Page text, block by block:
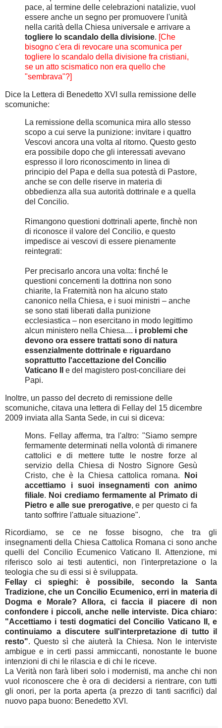
pace, al termine delle celebrazioni natalizie, vuol
essere anche un segno per promuovere l'unità
nella carità della Chiesa universale e arrivare a
togliere lo scandalo della divisione. [Che
bisogno c'era di revocare una scomunica per
togliere lo scandalo della divisione fra cristiani,
se un atto scismatico non era quello che
"sembrava"?]
Dice la Lettera di Benedetto XVI sulla remissione delle
scomuniche:
La remissione della scomunica mira allo stesso
scopo a cui serve la punizione: invitare i quattro
Vescovi ancora una volta al ritorno. Questo gesto
era possibile dopo che gli interessati avevano
espresso il loro riconoscimento in linea di
principio del Papa e della sua potestà di Pastore,
anche se con delle riserve in materia di
obbedienza alla sua autorità dottrinale e a quella
del Concilio.
Rimangono questioni dottrinali aperte, finchè non
di riconosce il valore del Concilio, e questo
impedisce ai vescovi di essere pienamente
reintegrati:
Per precisarlo ancora una volta: finché le
questioni concernenti la dottrina non sono
chiarite, la Fraternità non ha alcuno stato
canonico nella Chiesa, e i suoi ministri – anche
se sono stati liberati dalla punizione
ecclesiastica – non esercitano in modo legittimo
alcun ministero nella Chiesa.... i problemi che
devono ora essere trattati sono di natura
essenzialmente dottrinale e riguardano
soprattutto l'accettazione del Concilio
Vaticano II e del magistero post-conciliare dei
Papi.
Inoltre, un passo del decreto di remissione delle
scomuniche, citava una lettera di Fellay del 15 dicembre
2009 inviata alla Santa Sede, in cui si diceva:
Mons. Fellay afferma, tra l'altro: "Siamo sempre
fermamente determinati nella volontà di rimanere
cattolici e di mettere tutte le nostre forze al
servizio della Chiesa di Nostro Signore Gesù
Cristo, che è la Chiesa cattolica romana.
Noi
accettiamo i suoi insegnamenti con animo
filiale. Noi crediamo fermamente al Primato di
Pietro e alle sue prerogative, e per questo ci fa
tanto soffrire l'attuale situazione".
Ricordiamo, se ce ne fosse bisogno, che tra gli
insegnamenti della Chiesa Cattolica Romana ci sono anche
quelli del Concilio Ecumenico Vaticano II. Attenzione, mi
riferisco solo ai testi autentici, non l'interpretazione o la
teologia che su di essi si è sviluppata.
Fellay ci spieghi: è possibile, secondo la Santa
Tradizione, che un Concilio Ecumenico, erri in materia di
Dogma e Morale? Allora, ci faccia il piacere di non
confondere i piccoli, anche nelle interviste. Dica chiaro:
"Accettiamo i testi dogmatici del Concilio Vaticano II, e
continuiamo a discutere sull'interpretazione di tutto il
resto". Questo sì che aiuterà la Chiesa. Non le interviste
ambigue e in certi passi ammiccanti, nonostante le buone
intenzioni di chi le rilascia e di chi le riceve.
La Verità non farà liberi solo i modernisti, ma anche chi non
vuol riconoscere che è ora di decidersi a rientrare, con tutti
gli onori, per la porta aperta (a prezzo di tanti sacrifici) dal
nuovo papa buono: Benedetto XVI.